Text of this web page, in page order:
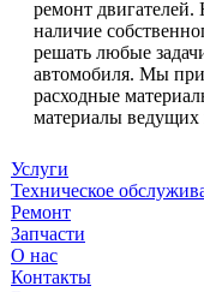
ремонт
наличие
решать любые
автомобиля. Мы
расходные
материалы ведущих
Услуги
Техническое
Ремонт
Запчасти
О нас
Контакты